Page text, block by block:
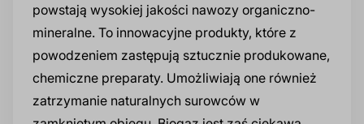
powstają wysokiej jakości nawozy organiczno-
mineralne. To innowacyjne produkty, które z
powodzeniem zastępują sztucznie produkowane,
chemiczne preparaty. Umożliwiają one również
zatrzymanie naturalnych surowców w